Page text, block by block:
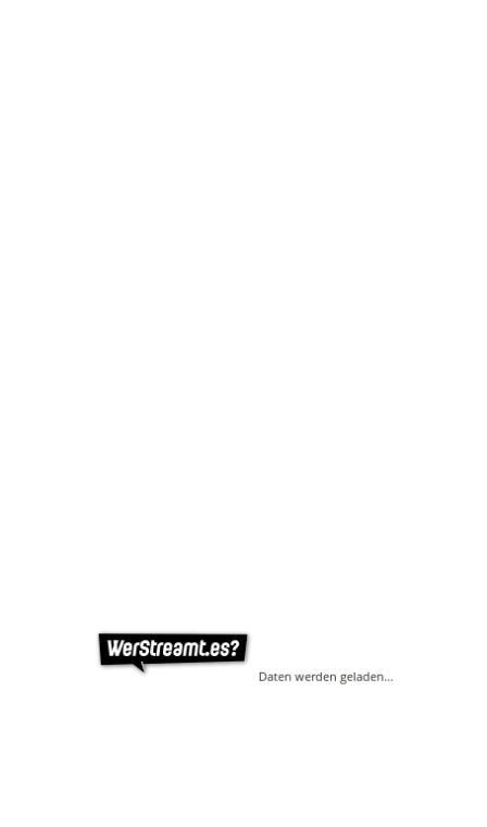
Daten werden geladen…